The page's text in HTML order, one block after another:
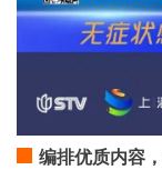
编排优质内容